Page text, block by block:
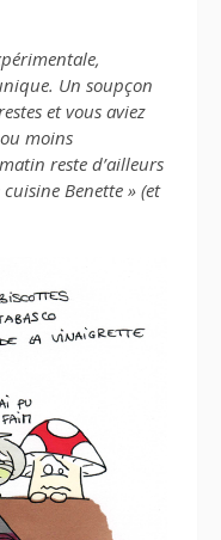
Un soupçon
et vous aviez
moins
reste d’ailleurs
Benette » (et